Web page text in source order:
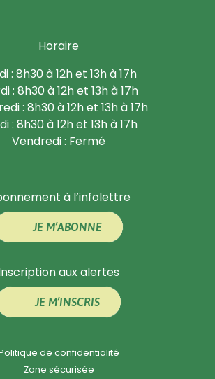
Horaire
: 8h30 à 12h et 13h à 17h
: 8h30 à 12h et 13h à 17h
: 8h30 à 12h et 13h à 17h
: 8h30 à 12h et 13h à 17h
Vendredi : Fermé
à l’infolettre
JE M’ABONNE
aux alertes
JE M’INSCRIS
de confidentialité
Zone sécurisée